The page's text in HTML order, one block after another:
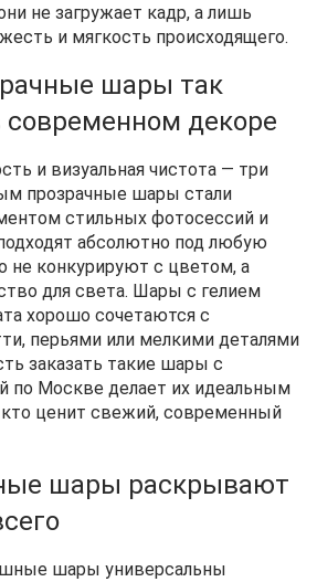
не загружает кадр, а лишь
и мягкость происходящего.
шары так
современном декоре
и визуальная чистота — три
прозрачные шары стали
стильных фотосессий и
абсолютно под любую
не конкурируют с цветом, а
для света. Шары с гелием
хорошо сочетаются с
перьями или мелкими деталями
заказать такие шары с
по Москве делает их идеальным
ценит свежий, современный
шары раскрывают
шары универсальны